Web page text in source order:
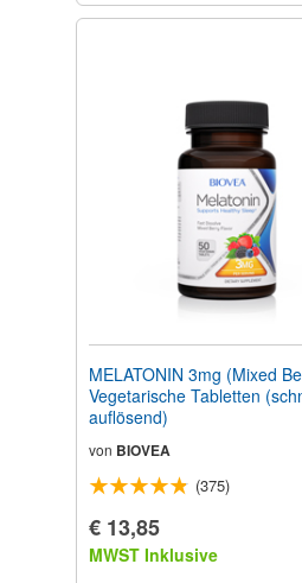
MELATONIN 3mg (Mixed
Vegetarische Tabletten
auflösend)
von BIOVEA
(375)
€ 13,85
MWST Inklusive